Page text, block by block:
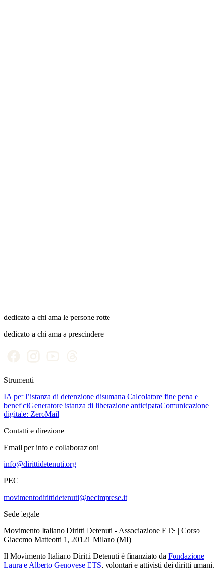
dedicato a chi ama le persone rotte
dedicato a chi ama a prescindere
Strumenti
IA per l’istanza di detenzione disumana Calcolatore fine pena e
beneficiGeneratore istanza di liberazione anticipataComunicazione
digitale: ZeroMail
Contatti e direzione
Email per info e collaborazioni
info@dirittidetenuti.org
PEC
movimentodirittidetenuti@pecimprese.it
Sede legale
Movimento Italiano Diritti Detenuti - Associazione ETS | Corso
Giacomo Matteotti 1, 20121 Milano (MI)
Il Movimento Italiano Diritti Detenuti è finanziato da Fondazione
Laura e Alberto Genovese ETS, volontari e attivisti dei diritti umani.